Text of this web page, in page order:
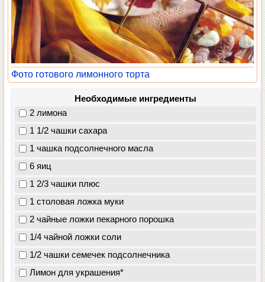
Фото готового лимонного торта
Необходимые ингредиенты
2 лимона
1 1/2 чашки сахара
1 чашка подсолнечного масла
6 яиц
1 2/3 чашки плюс
1 столовая ложка муки
2 чайные ложки пекарного порошка
1/4 чайной ложки соли
1/2 чашки семечек подсолнечника
Лимон для украшения*